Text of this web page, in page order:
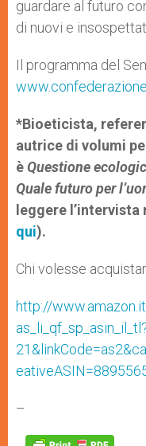
guardare al futuro
di nuovi e insospettati
Il programma del
*Bioeticista,
autrice di volumi
èQuestione
Quale futuro per
leggere
qui).
Chi volesse
http://
–